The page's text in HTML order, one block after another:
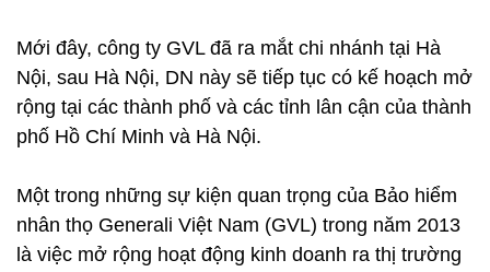
Mới đây, công ty GVL đã ra mắt chi nhánh tại Hà
Nội, sau Hà Nội, DN này sẽ tiếp tục có kế hoạch mở
rộng tại các thành phố và các tỉnh lân cận của thành
phố Hồ Chí Minh và Hà Nội.
Một trong những sự kiện quan trọng của Bảo hiểm
nhân thọ Generali Việt Nam (GVL) trong năm 2013
là việc mở rộng hoạt động kinh doanh ra thị trường